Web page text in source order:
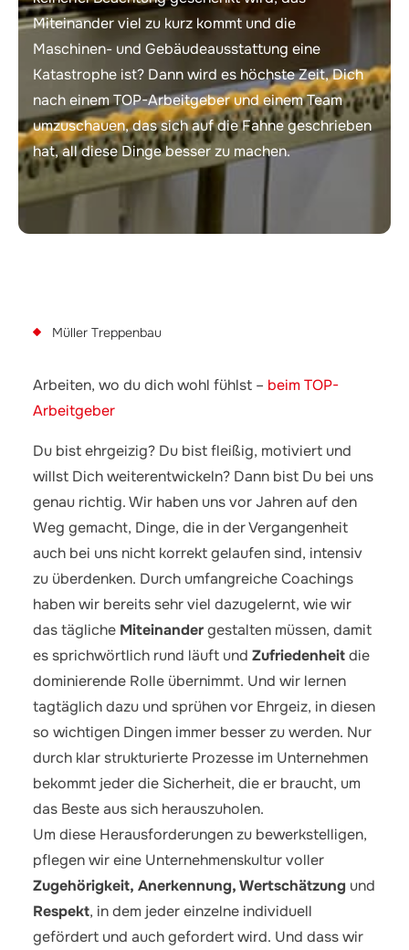
Miteinander viel zu kurz kommt und die
Maschinen- und Gebäudeausstattung eine
Katastrophe ist? Dann wird es höchste Zeit, Dich
nach einem TOP-Arbeitgeber und einem Team
umzuschauen, das sich auf die Fahne geschrieben
hat, all diese Dinge besser zu machen.
Müller Treppenbau
Arbeiten, wo du dich wohl fühlst – beim TOP-
Arbeitgeber
Du bist ehrgeizig? Du bist fleißig, motiviert und
willst Dich weiterentwickeln? Dann bist Du bei uns
genau richtig. Wir haben uns vor Jahren auf den
Weg gemacht, Dinge, die in der Vergangenheit
auch bei uns nicht korrekt gelaufen sind, intensiv
zu überdenken. Durch umfangreiche Coachings
haben wir bereits sehr viel dazugelernt, wie wir
das tägliche Miteinandergestalten müssen, damit
es sprichwörtlich rund läuft und Zufriedenheitdie
dominierende Rolle übernimmt. Und wir lernen
tagtäglich dazu und sprühen vor Ehrgeiz, in diesen
so wichtigen Dingen immer besser zu werden. Nur
durch klar strukturierte Prozesse im Unternehmen
bekommt jeder die Sicherheit, die er braucht, um
das Beste aus sich herauszuholen.
Um diese Herausforderungen zu bewerkstelligen,
pflegen wir eine Unternehmenskultur voller
Zugehörigkeit, Anerkennung, Wertschätzung und
Respekt, in dem jeder einzelne individuell
gefördert und auch gefordert wird. Und dass wir